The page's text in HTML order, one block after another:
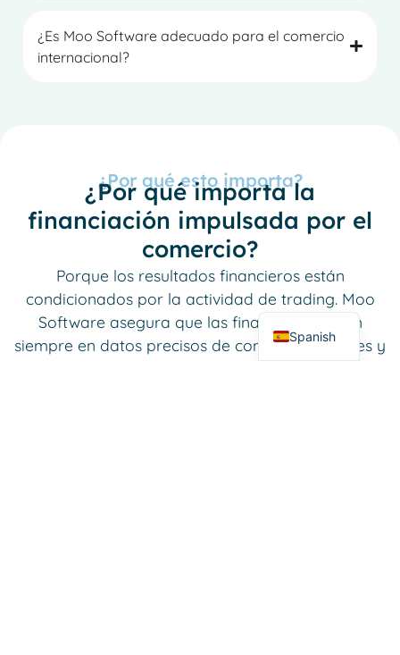
¿Es Moo Software adecuado para el comercio
internacional?
¿Por qué esto importa?
¿Por qué importa la
financiación impulsada por el
comercio?
Porque los resultados financieros están
condicionados por la actividad de trading. Moo
Software asegura que las finanzas se basen
siempre en datos precisos de contratos, órdenes y
Spanish
English
Dutch
Italian
French